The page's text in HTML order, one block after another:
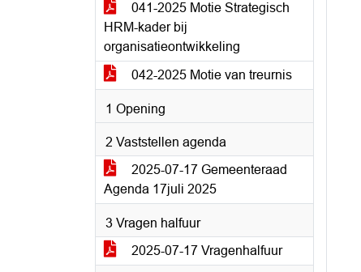
041-2025 Motie Strategisch
HRM-kader bij
organisatieontwikkeling
042-2025 Motie van treurnis
1 Opening
2 Vaststellen agenda
2025-07-17 Gemeenteraad
Agenda 17juli 2025
3 Vragen halfuur
2025-07-17 Vragenhalfuur